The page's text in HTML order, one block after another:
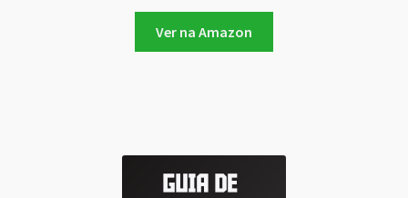
Ver na Amazon